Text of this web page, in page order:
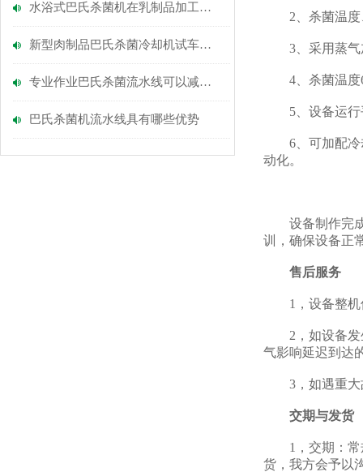
水浴式巴氏杀菌机在乳制品加工中的应用
新型肉制品巴氏杀菌冷却机试车成功
专业作业巴氏杀菌流水线可以减少事故
巴氏杀菌机流水线具有哪些优势
2、杀菌温度
3、采用蒸气
4、杀菌温度
5、设备运行平
6、可加配冷却
动化。
设备制作完成
训，确保设备正
售后服务
1，设备整机保
2，如设备发生
气影响延迟到达
3，如遇重大
交期与发货
1，交期：常规
货，我方会予以